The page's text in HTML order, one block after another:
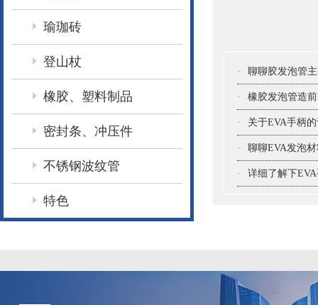
瑜珈砖
登山杖
橡胶、塑料制品
密封条、冲压件
不锈钢波纹管
特色
· 聊聊胶发泡管
· 橡胶发泡管造
· 关于EVA手柄
· 聊聊EVA发泡
· 详细了解下